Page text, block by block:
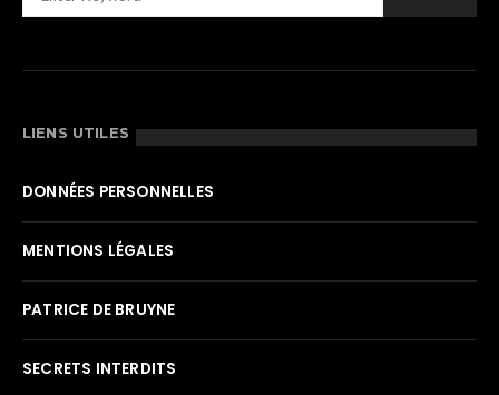
LIENS UTILES
DONNÉES PERSONNELLES
MENTIONS LÉGALES
PATRICE DE BRUYNE
SECRETS INTERDITS